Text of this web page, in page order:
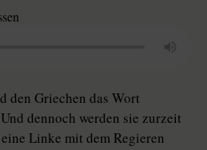
den Griechen das Wort
dennoch werden sie zurzeit
Linke mit dem Regieren